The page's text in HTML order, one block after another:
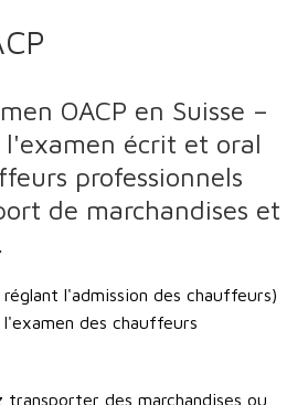
OACP en Suisse –
écrit et oral
professionnels
de marchandises et
réglant l'admission des chauffeurs)
des chauffeurs
transporter des marchandises ou